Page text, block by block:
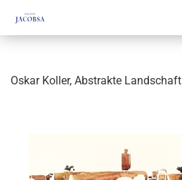
Oskar Koller, Abstrakte Landschaft